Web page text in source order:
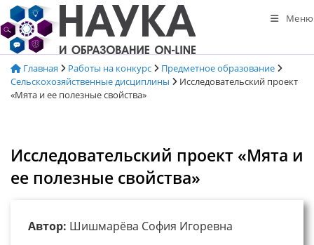
Перейти
к
содержимому
Меню
Главная Работы на конкурс
Предметное образование
Сельскохозяйственные дисциплины
Исследовательский проект
«Мята и ее полезные свойства»
Исследовательский проект «Мята и
ее полезные свойства»
Автор: Шишмарёва София Игоревна